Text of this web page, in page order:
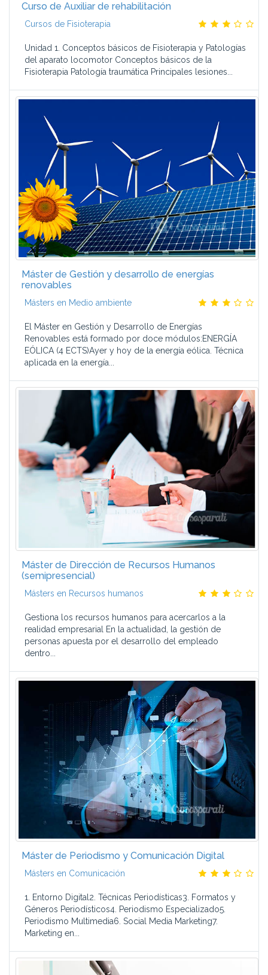
Curso de Auxiliar de rehabilitación
Cursos de Fisioterapia
Unidad 1. Conceptos básicos de Fisioterapia y Patologías
del aparato locomotor Conceptos básicos de la
Fisioterapia Patología traumática Principales lesiones...
Máster de Gestión y desarrollo de energías
renovables
Másters en Medio ambiente
El Máster en Gestión y Desarrollo de Energías
Renovables está formado por doce módulos:ENERGÍA
EÓLICA (4 ECTS)Ayer y hoy de la energía eólica. Técnica
aplicada en la energía...
Máster de Dirección de Recursos Humanos
(semipresencial)
Másters en Recursos humanos
Gestiona los recursos humanos para acercarlos a la
realidad empresarial En la actualidad, la gestión de
personas apuesta por el desarrollo del empleado
dentro...
Máster de Periodismo y Comunicación Digital
Másters en Comunicación
1. Entorno Digital2. Técnicas Periodísticas3. Formatos y
Géneros Periodísticos4. Periodismo Especializado5.
Periodismo Multimedia6. Social Media Marketing7.
Marketing en...